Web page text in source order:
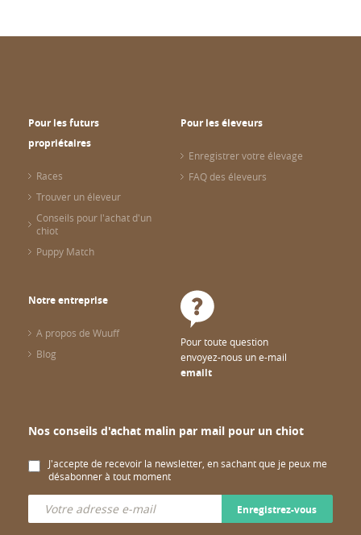
Pour les futurs
propriétaires
Races
Trouver un éleveur
Conseils pour l'achat d'un
chiot
Puppy Match
Pour les éleveurs
Enregistrer votre élevage
FAQ des éleveurs
Notre entreprise
A propos de Wuuff
Blog
Pour toute question
envoyez-nous un e-mail
emailt
Nos conseils d'achat malin par mail pour un chiot
J'accepte de recevoir la newsletter, en sachant que je peux me
désabonner à tout moment
Enregistrez-vous